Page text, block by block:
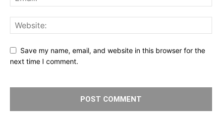
Save my name, email, and website in this browser for the
next time I comment.